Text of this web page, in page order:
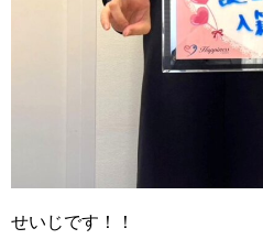
せいじです！！